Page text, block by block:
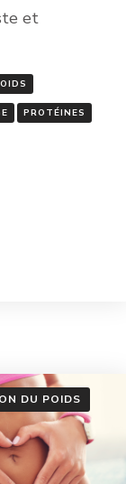
et
PROTÉINES
DU POIDS